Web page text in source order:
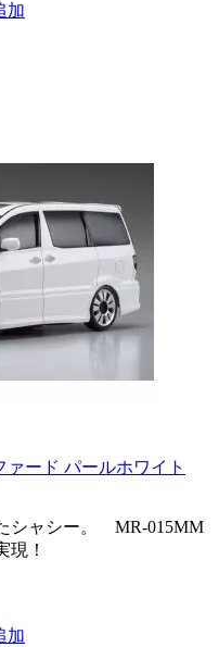
加
ァード パールホワイト
シャシー。 MR-015MM
現！
加